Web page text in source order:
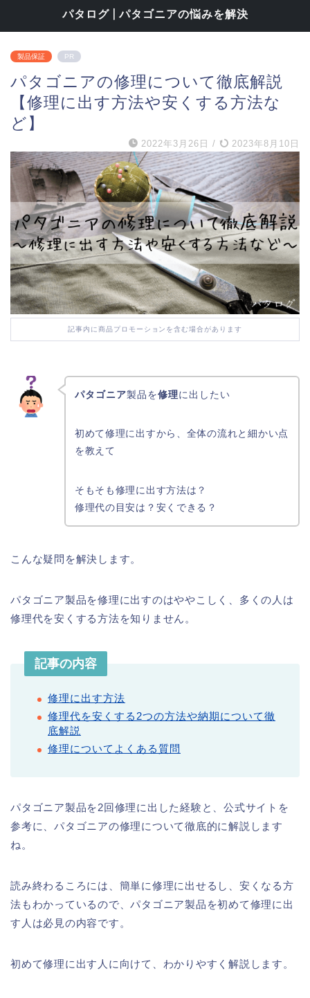
パタログ | パタゴニアの悩みを解決
製品保証 PR
パタゴニアの修理について徹底解説
【修理に出す方法や安くする方法な
ど】
2022年3月26日 / 2023年8月10日
記事内に商品プロモーションを含む場合があります
パタゴニア製品を修理に出したい
初めて修理に出すから、全体の流れと細かい点
を教えて
そもそも修理に出す方法は？
修理代の目安は？安くできる？
こんな疑問を解決します。
パタゴニア製品を修理に出すのはややこしく、多くの人は
修理代を安くする方法を知りません。
記事の内容
修理に出す方法
修理代を安くする2つの方法や納期について徹
底解説
修理についてよくある質問
パタゴニア製品を2回修理に出した経験と、公式サイトを
参考に、パタゴニアの修理について徹底的に解説します
ね。
読み終わるころには、簡単に修理に出せるし、安くなる方
法もわかっているので、パタゴニア製品を初めて修理に出
す人は必見の内容です。
初めて修理に出す人に向けて、わかりやすく解説します。